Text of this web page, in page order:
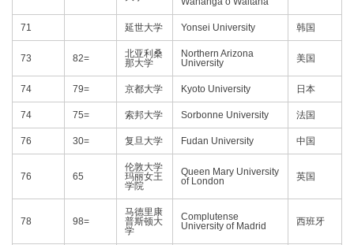
71 延世大学 Yonsei University 韩国
73 82=
北亚利桑
那大学
Northern Arizona
University
美国
74 79= 京都大学 Kyoto University 日本
74 75= 索邦大学 Sorbonne University 法国
76 30= 复旦大学 Fudan University 中国
76 65
伦敦大学
玛丽女王
学院
Queen Mary University
of London
英国
78 98=
马德里康
普斯顿大
学
Complutense
University of Madrid
西班牙